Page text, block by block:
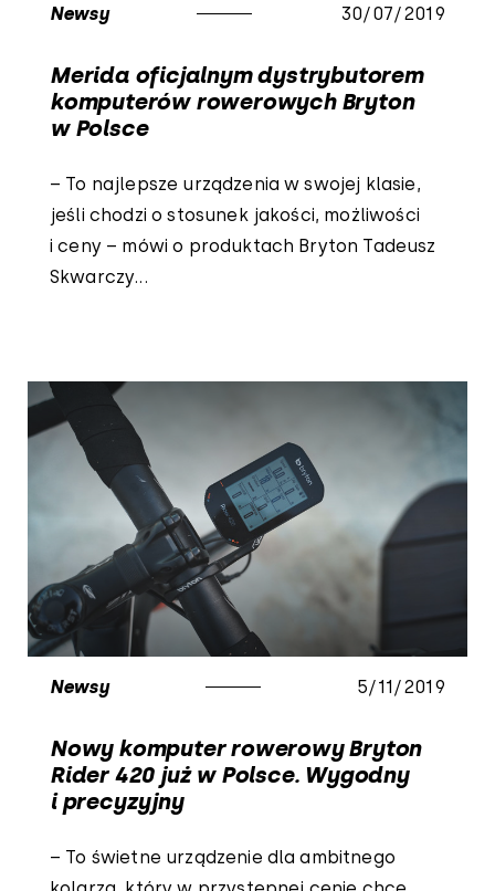
Newsy 30/07/2019
Merida oficjalnym dystrybutorem
komputerów rowerowych Bryton
w Polsce
– To najlepsze urządzenia w swojej klasie,
jeśli chodzi o stosunek jakości, możliwości
i ceny – mówi o produktach Bryton Tadeusz
Skwarczy...
Newsy 5/11/2019
Nowy komputer rowerowy Bryton
Rider 420 już w Polsce. Wygodny
i precyzyjny
– To świetne urządzenie dla ambitnego